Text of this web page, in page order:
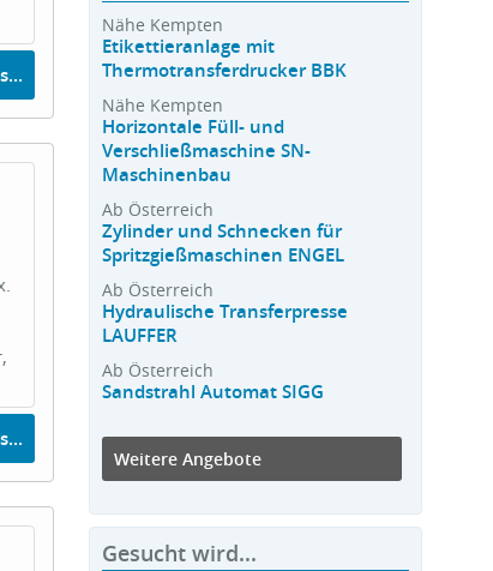
Nähe Kempten
Etikettieranlage mit
Thermotransferdrucker BBK
Nähe Kempten
Horizontale Füll- und
Verschließmaschine SN-
Maschinenbau
Ab Österreich
Zylinder und Schnecken für
Spritzgießmaschinen ENGEL
Ab Österreich
Hydraulische Transferpresse
LAUFFER
Ab Österreich
Sandstrahl Automat SIGG
Weitere Angebote
Gesucht wird...